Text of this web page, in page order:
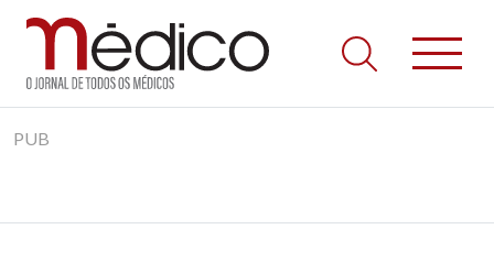
to
Jornal Médico
Médico – O Jornal de Todos os Médicos. Onde as notícias
realmente contam! Tudo o que se passa na Saúde!
PUB